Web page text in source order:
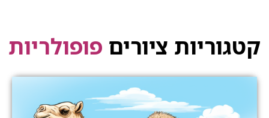
קטגוריות ציורים פופולריות